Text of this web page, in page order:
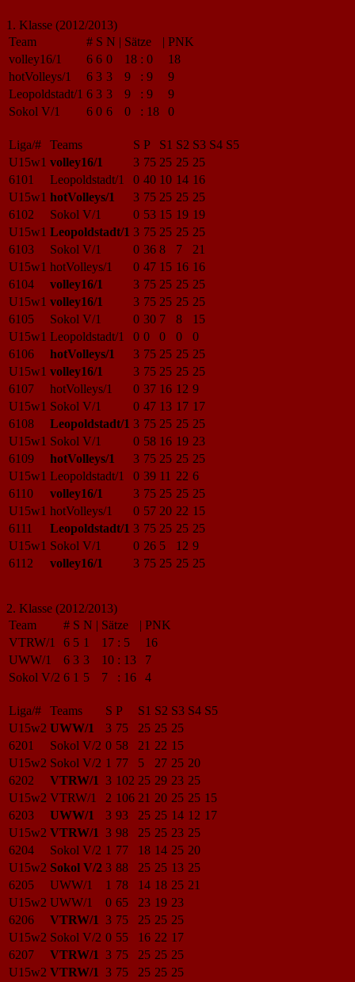
1. Klasse (2012/2013)
Team
# S N | Sätze | PNK
volley16/1
6 6 0 18 : 0
18
hotVolleys/1
6 3 3 9 : 9
9
Leopoldstadt/1 6 3 3 9 : 9
9
Sokol V/1
6 0 6 0 : 18 0
Liga/# Teams S P S1 S2 S3 S4 S5
U15w1 volley16/1 3 75 25 25 25
6101
Leopoldstadt/1 0 40 10 14 16
U15w1 hotVolleys/1 3 75 25 25 25
6102
Sokol V/1 0 53 15 19 19
U15w1 Leopoldstadt/1 3 75 25 25 25
6103
Sokol V/1 0 36 8 7
21
U15w1 hotVolleys/1 0 47 15 16 16
6104
volley16/1 3 75 25 25 25
U15w1 volley16/1 3 75 25 25 25
6105
Sokol V/1 0 30 7 8
15
U15w1 Leopoldstadt/1 0 0 0 0
0
6106
hotVolleys/1 3 75 25 25 25
U15w1 volley16/1 3 75 25 25 25
6107
hotVolleys/1 0 37 16 12 9
U15w1 Sokol V/1 0 47 13 17 17
6108
Leopoldstadt/1 3 75 25 25 25
U15w1 Sokol V/1 0 58 16 19 23
6109
hotVolleys/1 3 75 25 25 25
U15w1 Leopoldstadt/1 0 39 11 22 6
6110
volley16/1 3 75 25 25 25
U15w1 hotVolleys/1 0 57 20 22 15
6111
Leopoldstadt/1 3 75 25 25 25
U15w1 Sokol V/1 0 26 5 12 9
6112
volley16/1 3 75 25 25 25
2. Klasse (2012/2013)
Team
# S N | Sätze | PNK
VTRW/1
6 5 1 17 : 5
16
UWW/1
6 3 3 10 : 13
7
Sokol V/2 6 1 5 7 : 16 4
Liga/# Teams S P S1 S2 S3 S4 S5
U15w2 UWW/1 3 75 25 25 25
6201
Sokol V/2 0 58 21 22 15
U15w2 Sokol V/2 1 77 5 27 25 20
6202
VTRW/1 3 102 25 29 23 25
U15w2 VTRW/1 2 106 21 20 25 25 15
6203
UWW/1 3 93 25 25 14 12 17
U15w2 VTRW/1 3 98 25 25 23 25
6204
Sokol V/2 1 77 18 14 25 20
U15w2 Sokol V/2 3 88 25 25 13 25
6205
UWW/1 1 78 14 18 25 21
U15w2 UWW/1 0 65 23 19 23
6206
VTRW/1 3 75 25 25 25
U15w2 Sokol V/2 0 55 16 22 17
6207
VTRW/1 3 75 25 25 25
U15w2 VTRW/1 3 75 25 25 25